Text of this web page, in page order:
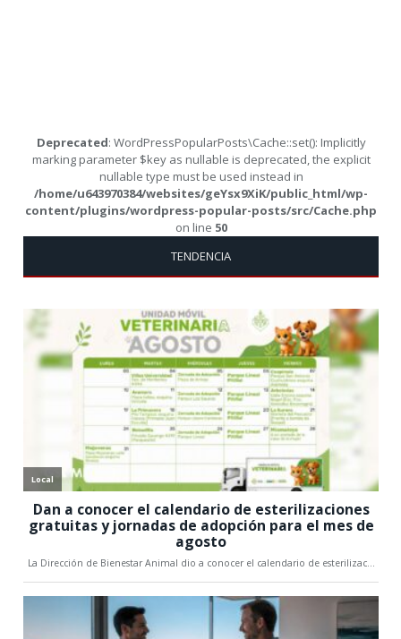
Deprecated: WordPressPopularPosts\Cache::set(): Implicitly
marking parameter $key as nullable is deprecated, the explicit
nullable type must be used instead in
/home/u643970384/websites/geYsx9XiK/public_html/wp-
content/plugins/wordpress-popular-posts/src/Cache.php
on line 50
TENDENCIA